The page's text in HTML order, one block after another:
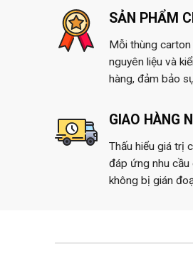
SẢN PHẨM
Mỗi thùng
nguyên liệu và
hàng, đảm bảo
GIAO HÀNG
Thấu hiểu giá trị
đáp ứng nhu cầu
không bị gián